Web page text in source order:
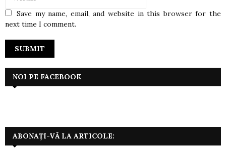
Save my name, email, and website in this browser for the
next time I comment.
NOI PE FACEBOOK
ABONAȚI-VĂ LA ARTICOLE: